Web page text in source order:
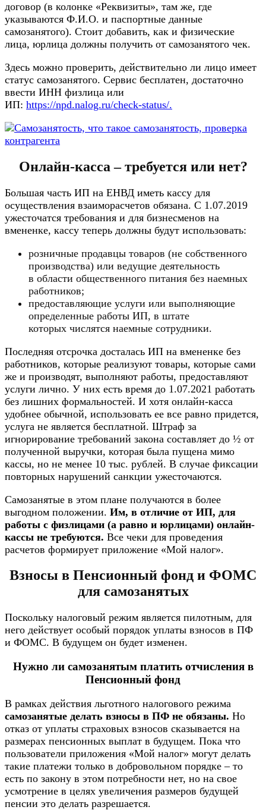
договор (в колонке «Реквизиты», там же, где
указываются Ф.И.О. и паспортные данные
самозанятого). Стоит добавить, как и физические
лица, юрлица должны получить от самозанятого чек.
Здесь можно проверить, действительно ли лицо имеет
статус самозанятого. Сервис бесплатен, достаточно
ввести ИНН физлица или
ИП: https://npd.nalog.ru/check-status/.
Онлайн-касса – требуется или нет?
Большая часть ИП на ЕНВД иметь кассу для
осуществления взаиморасчетов обязана. С 1.07.2019
ужесточатся требования и для бизнесменов на
вмененке, кассу теперь должны будут использовать:
розничные продавцы товаров (не собственного
производства) или ведущие деятельность
в области общественного питания без наемных
работников;
предоставляющие услуги или выполняющие
определенные работы ИП, в штате
которых числятся наемные сотрудники.
Последняя отсрочка досталась ИП на вмененке без
работников, которые реализуют товары, которые сами
же и производят, выполняют работы, предоставляют
услуги лично. У них есть время до 1.07.2021 работать
без лишних формальностей. И хотя онлайн-касса
удобнее обычной, использовать ее все равно придется,
услуга не является бесплатной. Штраф за
игнорирование требований закона составляет до ½ от
полученной выручки, которая была пущена мимо
кассы, но не менее 10 тыс. рублей. В случае фиксации
повторных нарушений санкции ужесточаются.
Самозанятые в этом плане получаются в более
выгодном положении. Им, в отличие от ИП, для
работы с физлицами (а равно и юрлицами) онлайн-
кассы не требуются. Все чеки для проведения
расчетов формирует приложение «Мой налог».
Взносы в Пенсионный фонд и ФОМС
для самозанятых
Поскольку налоговый режим является пилотным, для
него действует особый порядок уплаты взносов в ПФ
и ФОМС. В будущем он будет изменен.
Нужно ли самозанятым платить отчисления в
Пенсионный фонд
В рамках действия льготного налогового режима
самозанятые делать взносы в ПФ не обязаны. Но
отказ от уплаты страховых взносов сказывается на
размерах пенсионных выплат в будущем. Пока что
пользователи приложения «Мой налог» могут делать
такие платежи только в добровольном порядке – то
есть по закону в этом потребности нет, но на свое
усмотрение в целях увеличения размеров будущей
пенсии это делать разрешается.